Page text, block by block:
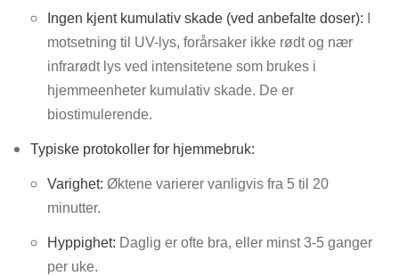
Ingen kjent kumulativ skade (ved anbefalte doser):
motsetning til UV-lys, forårsaker ikke rødt og nær
infrarødt lys ved intensitetene som brukes i
hjemmeenheter kumulativ skade. De er
biostimulerende.
Typiske protokoller for hjemmebruk:
Varighet:Øktene varierer vanligvis fra 5 til 20
minutter.
Hyppighet: Daglig er ofte bra, eller minst 3-5 ganger
per uke.